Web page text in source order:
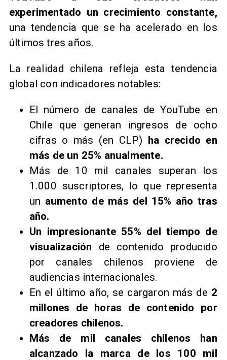
experimentado un crecimiento constante,
una tendencia que se ha acelerado en los
últimos tres años.
La realidad chilena refleja esta tendencia
global con indicadores notables:​
El número de canales de YouTube en
Chile que generan ingresos de ocho
cifras o más (en CLP) ha crecido en
más de un 25% anualmente.
Más de 10 mil canales superan los
1.000 suscriptores, lo que representa
un aumento de más del 15% año tras
año.
Un impresionante 55% del tiempo de
visualización de contenido producido
por canales chilenos proviene de
audiencias internacionales.
En el último año, se cargaron más de 2
millones de horas de contenido por
creadores chilenos.
Más de mil canales chilenos han
alcanzado la marca de los 100 mil